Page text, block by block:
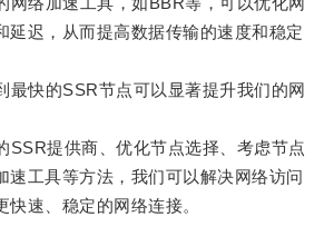
延迟，从而提高数据传输的速度和稳定
快的SSR节点可以显著提升我们的网
提供商、优化节点选择、考虑节点
速工具等方法，我们可以解决网络访问
速、稳定的网络连接。